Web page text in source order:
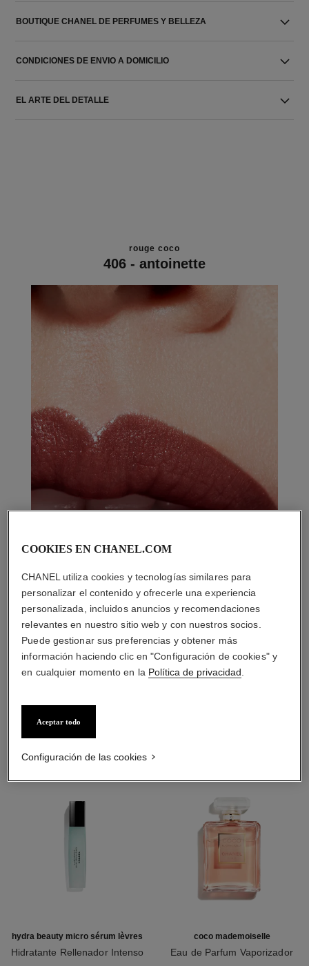
BOUTIQUE CHANEL DE PERFUMES Y BELLEZA
CONDICIONES DE ENVIO A DOMICILIO
EL ARTE DEL DETALLE
rouge coco
406 - antoinette
LA COMBINACIÓN PERFECTA
hydra beauty micro sérum lèvres
Hidratante Rellenador Intenso
coco mademoiselle
Eau de Parfum Vaporizador
COOKIES EN CHANEL.COM
CHANEL utiliza cookies y tecnologías similares para
personalizar el contenido y ofrecerle una experiencia
personalizada, incluidos anuncios y recomendaciones
relevantes en nuestro sitio web y con nuestros socios.
Puede gestionar sus preferencias y obtener más
información haciendo clic en "Configuración de cookies" y
en cualquier momento en la Política de privacidad
Aceptar todo
Configuración de las cookies